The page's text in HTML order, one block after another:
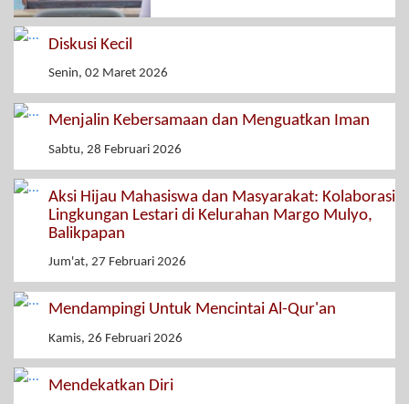
Diskusi Kecil
Senin, 02 Maret 2026
Menjalin Kebersamaan dan Menguatkan Iman
Sabtu, 28 Februari 2026
Aksi Hijau Mahasiswa dan Masyarakat: Kolaborasi
Lingkungan Lestari di Kelurahan Margo Mulyo,
Balikpapan
Jum'at, 27 Februari 2026
Mendampingi Untuk Mencintai Al-Qur'an
Kamis, 26 Februari 2026
Mendekatkan Diri